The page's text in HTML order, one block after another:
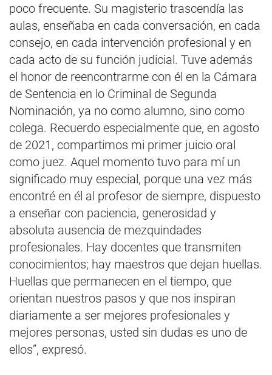
poco frecuente. Su magisterio trascendía las
aulas, enseñaba en cada conversación, en cada
consejo, en cada intervención profesional y en
cada acto de su función judicial. Tuve además
el honor de reencontrarme con él en la Cámara
de Sentencia en lo Criminal de Segunda
Nominación, ya no como alumno, sino como
colega. Recuerdo especialmente que, en agosto
de 2021, compartimos mi primer juicio oral
como juez. Aquel momento tuvo para mí un
significado muy especial, porque una vez más
encontré en él al profesor de siempre, dispuesto
a enseñar con paciencia, generosidad y
absoluta ausencia de mezquindades
profesionales. Hay docentes que transmiten
conocimientos; hay maestros que dejan huellas.
Huellas que permanecen en el tiempo, que
orientan nuestros pasos y que nos inspiran
diariamente a ser mejores profesionales y
mejores personas, usted sin dudas es uno de
ellos”, expresó.